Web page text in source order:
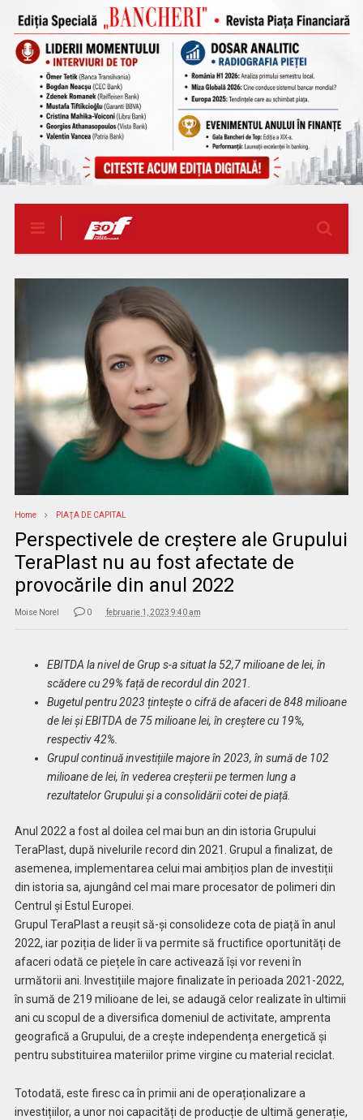
Home PIAŢA DE CAPITAL
Perspectivele de creștere ale Grupului
TeraPlast nu au fost afectate de
provocările din anul 2022
Moise Norel 0 februarie 1, 2023 9:40 am
EBITDA la nivel de Grup s-a situat la 52,7 milioane de lei, în
scădere cu 29% față de recordul din 2021.
Bugetul pentru 2023 țintește o cifră de afaceri de 848 milioane
de lei și EBITDA de 75 milioane lei, în creștere cu 19%,
respectiv 42%.
Grupul continuă investițiile majore în 2023, în sumă de 102
milioane de lei, în vederea creșterii pe termen lung a
rezultatelor Grupului și a consolidării cotei de piață.
Anul 2022 a fost al doilea cel mai bun an din istoria Grupului
TeraPlast, după nivelurile record din 2021. Grupul a finalizat, de
asemenea, implementarea celui mai ambițios plan de investiții
din istoria sa, ajungând cel mai mare procesator de polimeri din
Centrul și Estul Europei.
Grupul TeraPlast a reușit să-și consolideze cota de piață în anul
2022, iar poziția de lider îi va permite să fructifice oportunități de
afaceri odată ce piețele în care activează își vor reveni în
următorii ani. Investițiile majore finalizate în perioada 2021-2022,
în sumă de 219 milioane de lei, se adaugă celor realizate în ultimii
ani cu scopul de a diversifica domeniul de activitate, amprenta
geografică a Grupului, de a crește independența energetică și
pentru substituirea materiilor prime virgine cu material reciclat.
Totodată, este firesc ca în primii ani de operaționalizare a
investițiilor, a unor noi capacități de producție de ultimă generație,